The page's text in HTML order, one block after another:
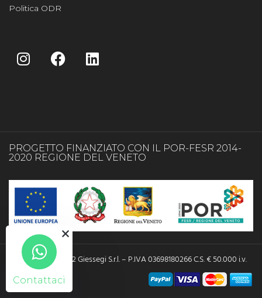
Contattaci
Politica ODR
PROGETTO FINANZIATO CON IL POR-FESR 2014-
2020 REGIONE DEL VENETO
Copyright © 2022 Giessegi S.r.l. – P.IVA 03698180266 C.S. € 50.000 i.v.